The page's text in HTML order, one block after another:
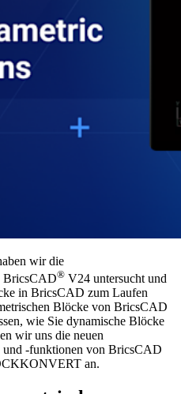
wir die
® V24 untersucht und
in BricsCAD zum Laufen
Blöcke von BricsCAD
wie Sie dynamische Blöcke
wir uns die neuen
und -funktionen von BricsCAD
an.